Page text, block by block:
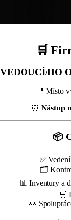
🛒
VEDOUCÍ/HO
📍 Místo
⏰ Nástup
📦
✅
🗂️
📊 Inventury a
🛒
👀